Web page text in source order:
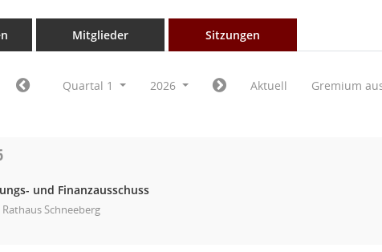
Mitglieder Sitzungen
Quartal 1 2026 Aktuell Gremium
und Finanzausschuss
Rathaus Schneeberg